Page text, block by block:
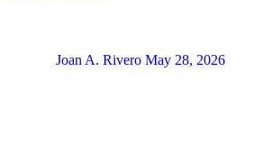
Joan A. Rivero May 28, 2026